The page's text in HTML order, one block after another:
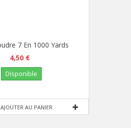
AJOUTER AU PANIER
7 En 1000 Yards
4,50 €
Disponible